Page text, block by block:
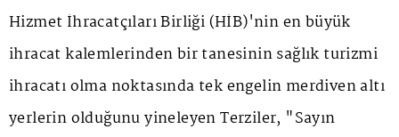
Hizmet İhracatçıları Birliği (HİB)'nin en büyük
ihracat kalemlerinden bir tanesinin sağlık turizmi
ihracatı olma noktasında tek engelin merdiven altı
yerlerin olduğunu yineleyen Terziler, "Sayın